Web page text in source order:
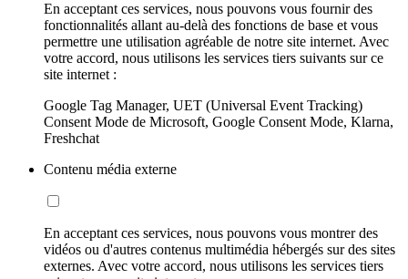
En acceptant ces services, nous pouvons vous fournir des
fonctionnalités allant au-delà des fonctions de base et vous
permettre une utilisation agréable de notre site internet. Avec
votre accord, nous utilisons les services tiers suivants sur ce
site internet :
Google Tag Manager, UET (Universal Event Tracking)
Consent Mode de Microsoft, Google Consent Mode, Klarna,
Freshchat
Contenu média externe
En acceptant ces services, nous pouvons vous montrer des
vidéos ou d'autres contenus multimédia hébergés sur des sites
externes. Avec votre accord, nous utilisons les services tiers